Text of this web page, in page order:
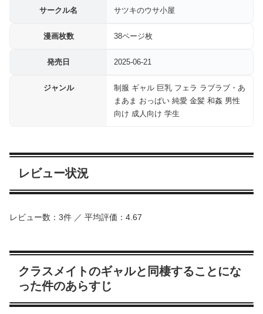
サークル名 サツキのウサ小屋
漫画枚数 38ページ枚
発売日 2025-06-21
ジャンル
制服 ギャル 巨乳 フェラ ラブラブ・あ
まあま おっぱい 純愛 金髪 和姦 男性
向け 成人向け 学生
レビュー状況
レビュー数：3件 ／ 平均評価：4.67
クラスメイトのギャルと同棲することにな
った件のあらすじ